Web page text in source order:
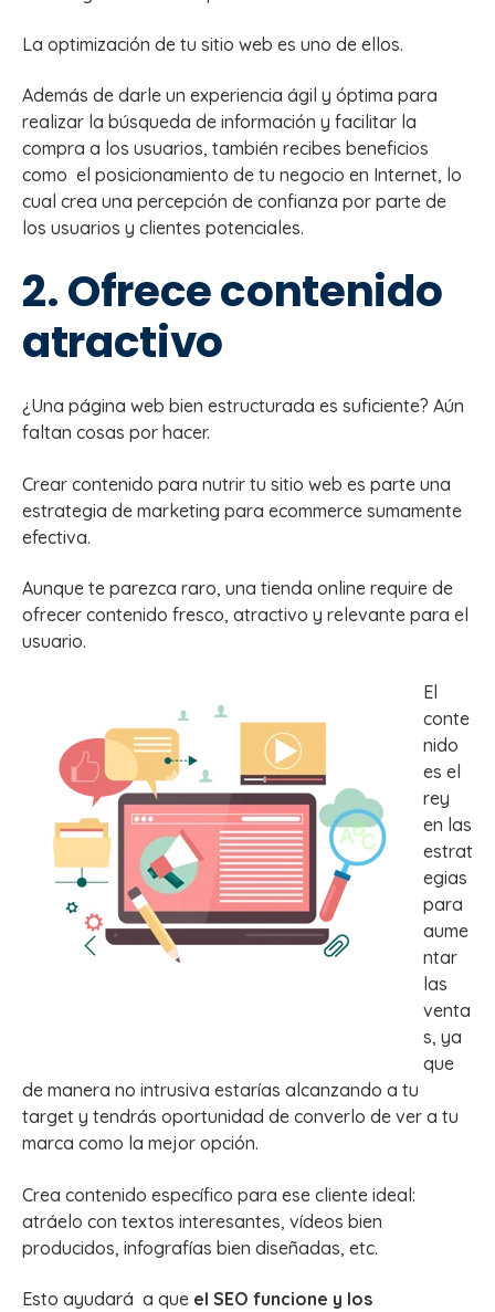
La optimización de tu sitio web es uno de ellos.
Además de darle un experiencia ágil y óptima para
realizar la búsqueda de información y facilitar la
compra a los usuarios, también recibes beneficios
como el posicionamiento de tu negocio en Internet, lo
cual crea una percepción de confianza por parte de
los usuarios y clientes potenciales.
2. Ofrece contenido
atractivo
¿Una página web bien estructurada es suficiente? Aún
faltan cosas por hacer.
Crear contenido para nutrir tu sitio web es parte una
estrategia de marketing para ecommerce sumamente
efectiva.
Aunque te parezca raro, una tienda online require de
ofrecer contenido fresco, atractivo y relevante para el
usuario.
El
conte
nido
es el
rey
en las
estrat
egias
para
aume
ntar
las
venta
s, ya
que
de manera no intrusiva estarías alcanzando a tu
target y tendrás oportunidad de converlo de ver a tu
marca como la mejor opción.
Crea contenido específico para ese cliente ideal:
atráelo con textos interesantes, vídeos bien
producidos, infografías bien diseñadas, etc.
Esto ayudará a que el SEO funcione y los